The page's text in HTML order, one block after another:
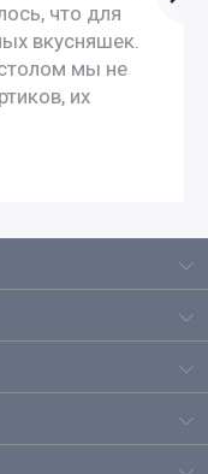
школьников
музеи
классов
что для
вкусняшек.
мы не
их